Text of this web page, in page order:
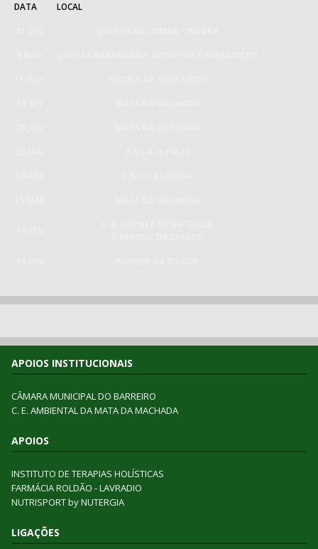
DATA LOCAL
APOIOS INSTITUCIONAIS
CÂMARA MUNICIPAL DO BARREIRO
C. E. AMBIENTAL DA MATA DA MACHADA
APOIOS
INSTITUTO DE TERAPIAS HOLÍSTICAS
FARMÁCIA ROLDÃO - LAVRADIO
NUTRISPORT by NUTERGIA
LIGAÇÕES